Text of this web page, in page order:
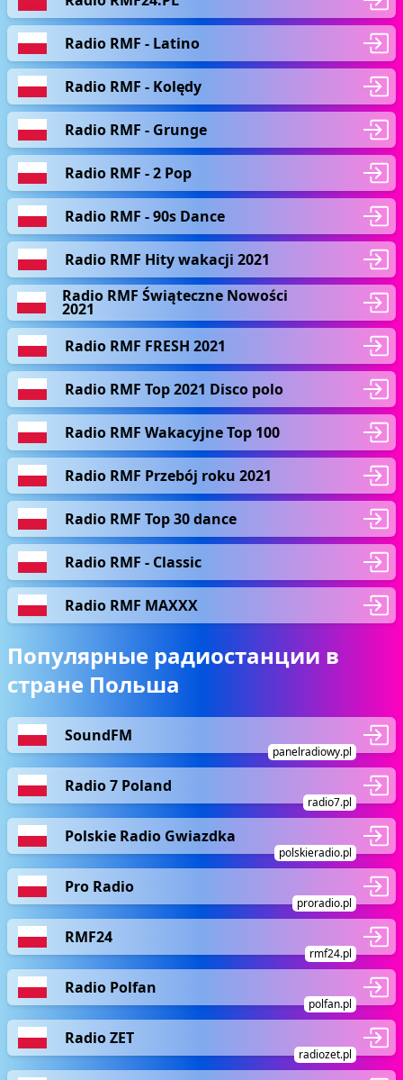
Radio RMF - Latino
Radio RMF - Kolędy
Radio RMF - Grunge
Radio RMF - 2 Pop
Radio RMF - 90s Dance
Radio RMF Hity wakacji 2021
Radio RMF Świąteczne Nowości
2021
Radio RMF FRESH 2021
Radio RMF Top 2021 Disco polo
Radio RMF Wakacyjne Top 100
Radio RMF Przebój roku 2021
Radio RMF Top 30 dance
Radio RMF - Classic
Radio RMF MAXXX
Популярные радиостанции в
стране Польша
SoundFM
panelradiowy.pl
Radio 7 Poland
radio7.pl
Polskie Radio Gwiazdka
polskieradio.pl
Pro Radio
proradio.pl
RMF24
rmf24.pl
Radio Polfan
polfan.pl
Radio ZET
radiozet.pl